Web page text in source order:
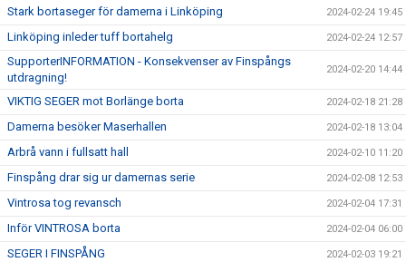
Stark bortaseger för damerna i Linköping 2024-02-24 19:45
Linköping inleder tuff bortahelg 2024-02-24 12:57
SupporterINFORMATION - Konsekvenser av Finspångs
utdragning!
2024-02-20 14:44
VIKTIG SEGER mot Borlänge borta 2024-02-18 21:28
Damerna besöker Maserhallen 2024-02-18 13:04
Arbrå vann i fullsatt hall 2024-02-10 11:20
Finspång drar sig ur damernas serie 2024-02-08 12:53
Vintrosa tog revansch 2024-02-04 17:31
Inför VINTROSA borta 2024-02-04 06:00
SEGER I FINSPÅNG 2024-02-03 19:21